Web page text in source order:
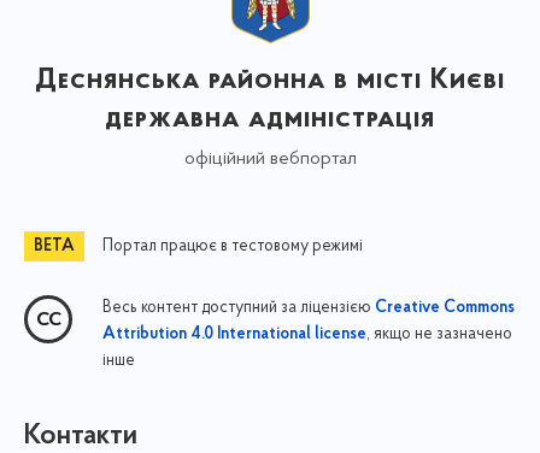
Деснянська районна в місті Києві
державна адміністрація
офіційний вебпортал
Портал працює в тестовому режимі
Весь контент доступний за ліцензією Creative Commons
Attribution 4.0 International license, якщо не зазначено
інше
Контакти